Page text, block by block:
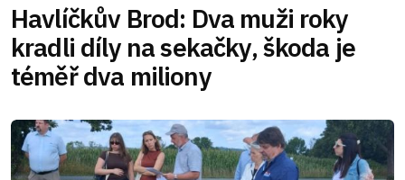
Havlíčkův Brod: Dva muži roky
kradli díly na sekačky, škoda je
téměř dva miliony